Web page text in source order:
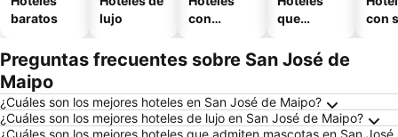
baratos
lujo
con
que
mascotas
con
Preguntas frecuentes sobre San José de
Maipo
¿Cuáles son los mejores hoteles en San José de Maipo?
¿Cuáles son los mejores hoteles de lujo en San José de Maipo?
¿Cuáles son los mejores hoteles que admiten mascotas en San José